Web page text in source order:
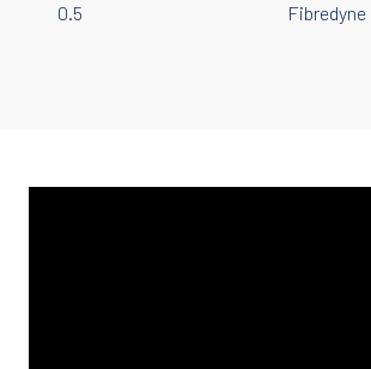
0.5
Fibredyne